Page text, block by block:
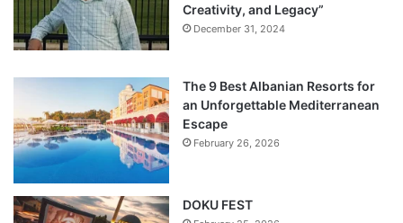
Creativity, and Legacy”
December 31, 2024
The 9 Best Albanian Resorts for
an Unforgettable Mediterranean
Escape
February 26, 2026
DOKU FEST